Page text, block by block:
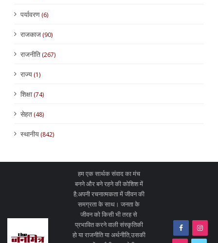
पर्यावरण(6)
राजकाज(90)
राजनीति(267)
राज्य(1)
शिक्षा(74)
सेहत(48)
स्थानीय(842)
हम एक सार्थक संवाद का मंच
बनने और बने रहने की कोशिश में
है;अपनी रचनात्मकता में जीवन की
समग्रता के साथ। जनता के
जीवन को किसी भी तरह से
प्रभावित करने वाली संस्कृतिकी
हो या राजनीति या अर्थनीति,उसकी